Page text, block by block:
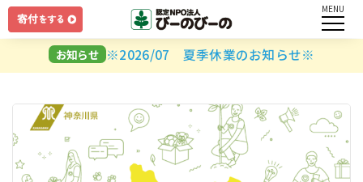
ログイン
MENU
お知らせ ※2026/07 夏季休業のお知らせ※